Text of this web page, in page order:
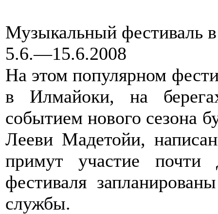
Музыкальный фестиваль
5.6.—15.6.2008
На этом популярном
в Илмайоки, на
событием нового сезона
Лееви Мадетойи,
примут участие почти
фестиваля
службы.